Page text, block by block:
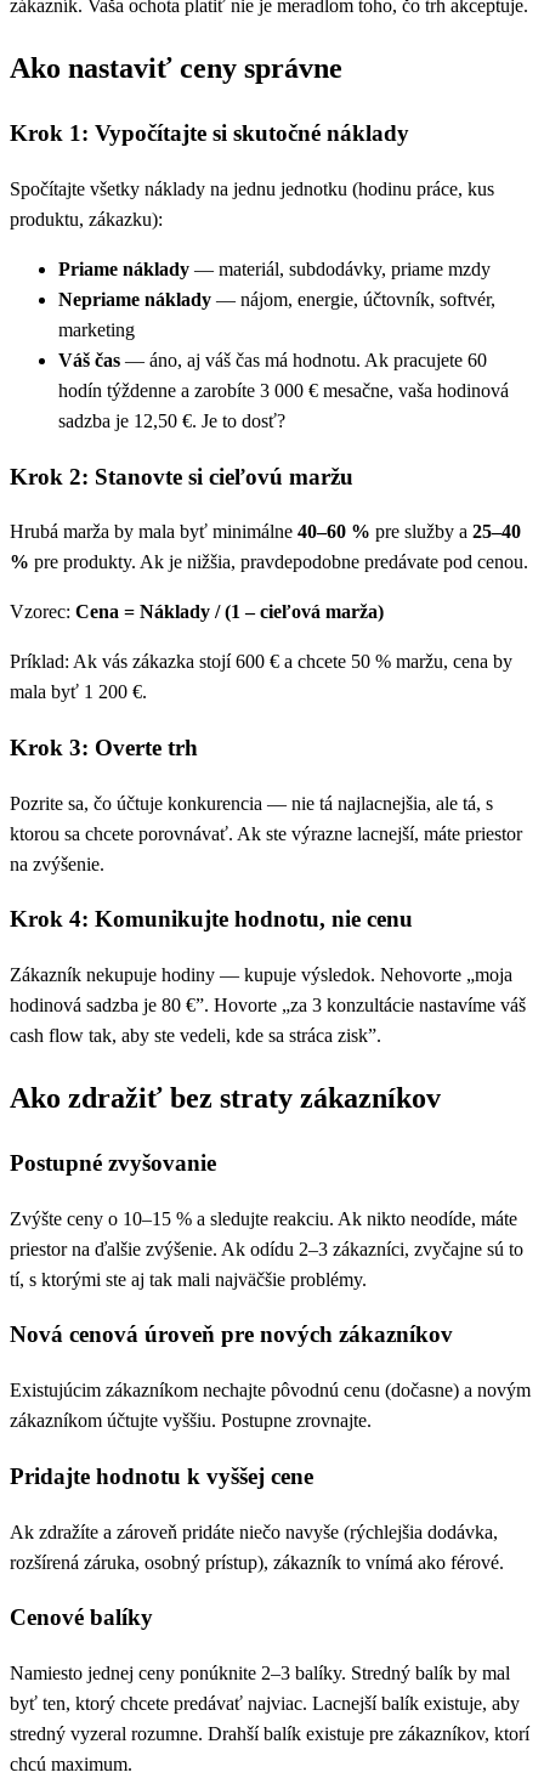
zákazník. Vaša ochota platiť nie je meradlom toho, čo trh akceptuje.
Ako nastaviť ceny správne
Krok 1: Vypočítajte si skutočné náklady
Spočítajte všetky náklady na jednu jednotku (hodinu práce, kus
produktu, zákazku):
Priame náklady — materiál, subdodávky, priame mzdy
Nepriame náklady — nájom, energie, účtovník, softvér,
marketing
Váš čas — áno, aj váš čas má hodnotu. Ak pracujete 60
hodín týždenne a zarobíte 3 000 € mesačne, vaša hodinová
sadzba je 12,50 €. Je to dosť?
Krok 2: Stanovte si cieľovú maržu
Hrubá marža by mala byť minimálne 40–60 % pre služby a 25–40
% pre produkty. Ak je nižšia, pravdepodobne predávate pod cenou.
Vzorec: Cena = Náklady / (1 – cieľová marža)
Príklad: Ak vás zákazka stojí 600 € a chcete 50 % maržu, cena by
mala byť 1 200 €.
Krok 3: Overte trh
Pozrite sa, čo účtuje konkurencia — nie tá najlacnejšia, ale tá, s
ktorou sa chcete porovnávať. Ak ste výrazne lacnejší, máte priestor
na zvýšenie.
Krok 4: Komunikujte hodnotu, nie cenu
Zákazník nekupuje hodiny — kupuje výsledok. Nehovorte „moja
hodinová sadzba je 80 €”. Hovorte „za 3 konzultácie nastavíme váš
cash flow tak, aby ste vedeli, kde sa stráca zisk”.
Ako zdražiť bez straty zákazníkov
Postupné zvyšovanie
Zvýšte ceny o 10–15 % a sledujte reakciu. Ak nikto neodíde, máte
priestor na ďalšie zvýšenie. Ak odídu 2–3 zákazníci, zvyčajne sú to
tí, s ktorými ste aj tak mali najväčšie problémy.
Nová cenová úroveň pre nových zákazníkov
Existujúcim zákazníkom nechajte pôvodnú cenu (dočasne) a novým
zákazníkom účtujte vyššiu. Postupne zrovnajte.
Pridajte hodnotu k vyššej cene
Ak zdražíte a zároveň pridáte niečo navyše (rýchlejšia dodávka,
rozšírená záruka, osobný prístup), zákazník to vnímá ako férové.
Cenové balíky
Namiesto jednej ceny ponúknite 2–3 balíky. Stredný balík by mal
byť ten, ktorý chcete predávať najviac. Lacnejší balík existuje, aby
stredný vyzeral rozumne. Drahší balík existuje pre zákazníkov, ktorí
chcú maximum.